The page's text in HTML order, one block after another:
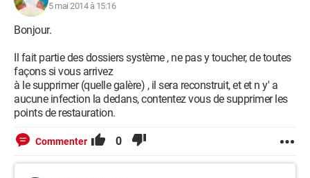
5 mai 2014 à 15:16
Bonjour.
Il fait partie des dossiers système , ne pas y toucher, de toutes
façons si vous arrivez
à le supprimer (quelle galère) , il sera reconstruit, et et n y' a
aucune infection la dedans, contentez vous de supprimer les
points de restauration.
Commenter 0